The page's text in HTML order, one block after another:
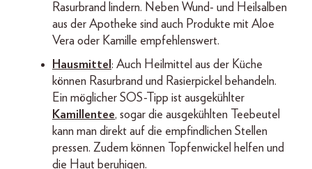
Rasurbrand lindern. Neben Wund- und Heilsalben
aus der Apotheke sind auch Produkte mit Aloe
Vera oder Kamille empfehlenswert.
Hausmittel : Auch Heilmittel aus der Küche
können Rasurbrand und Rasierpickel behandeln.
Ein möglicher SOS-Tipp ist ausgekühlter
Kamillentee, sogar die ausgekühlten Teebeutel
kann man direkt auf die empfindlichen Stellen
pressen. Zudem können Topfenwickel helfen und
die Haut beruhigen.